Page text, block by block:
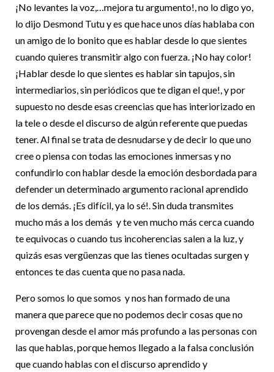
¡No levantes la voz,…mejora tu argumento!, no lo digo yo,
lo dijo Desmond Tutu y es que hace unos días hablaba con
un amigo de lo bonito que es hablar desde lo que sientes
cuando quieres transmitir algo con fuerza. ¡No hay color!
¡Hablar desde lo que sientes es hablar sin tapujos, sin
intermediarios, sin periódicos que te digan el que!, y por
supuesto no desde esas creencias que has interiorizado en
la tele o desde el discurso de algún referente que puedas
tener. Al final se trata de desnudarse y de decir lo que uno
cree o piensa con todas las emociones inmersas y no
confundirlo con hablar desde la emoción desbordada para
defender un determinado argumento racional aprendido
de los demás. ¡Es difícil, ya lo sé!. Sin duda transmites
mucho más a los demás y te ven mucho más cerca cuando
te equivocas o cuando tus incoherencias salen a la luz, y
quizás esas vergüenzas que las tienes ocultadas surgen y
entonces te das cuenta que no pasa nada.
Pero somos lo que somos y nos han formado de una
manera que parece que no podemos decir cosas que no
provengan desde el amor más profundo a las personas con
las que hablas, porque hemos llegado a la falsa conclusión
que cuando hablas con el discurso aprendido y